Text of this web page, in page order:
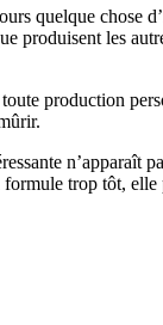
quelque chose
produisent les
toute production
n’apparaît
trop tôt,